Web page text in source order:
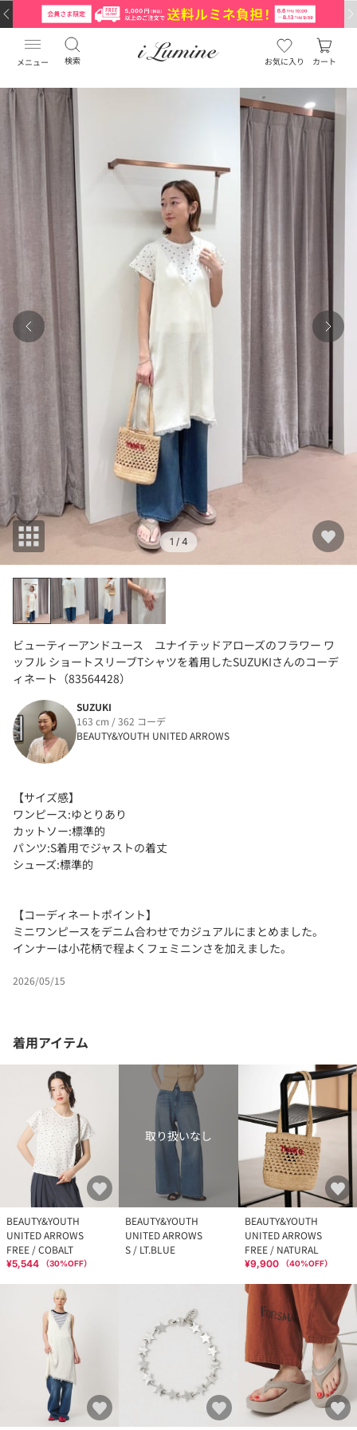
メニュー 検索 お気に入り カート
1 / 4
ビューティーアンドユース ユナイテッドアローズのフラワー ワ
ッフル ショートスリーブTシャツを着用したSUZUKIさんのコーデ
ィネート（83564428）
SUZUKI
163 cm / 362 コーデ
BEAUTY&YOUTH UNITED ARROWS
【サイズ感】
ワンピース:ゆとりあり
カットソー:標準的
パンツ:S着用でジャストの着丈
シューズ:標準的
【コーディネートポイント】
ミニワンピースをデニム合わせでカジュアルにまとめました。
インナーは小花柄で程よくフェミニンさを加えました。
2026/05/15
着用アイテム
BEAUTY&YOUTH
UNITED ARROWS
FREE / COBALT
¥5,544 （30%OFF）
取り扱いなし
BEAUTY&YOUTH
UNITED ARROWS
S / LT.BLUE
BEAUTY&YOUTH
UNITED ARROWS
FREE / NATURAL
¥9,900 （40%OFF）